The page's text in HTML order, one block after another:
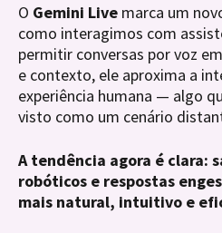
O Gemini Live marca um
como interagimos com
permitir conversas por voz
e contexto, ele aproxima a
experiência humana — algo
visto como um cenário
A tendência agora é clara:
robóticos e respostas
mais natural, intuitivo e